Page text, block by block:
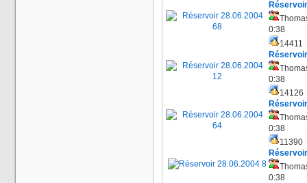
0:38
14411
0:38
14126
0:38
11390
0:38